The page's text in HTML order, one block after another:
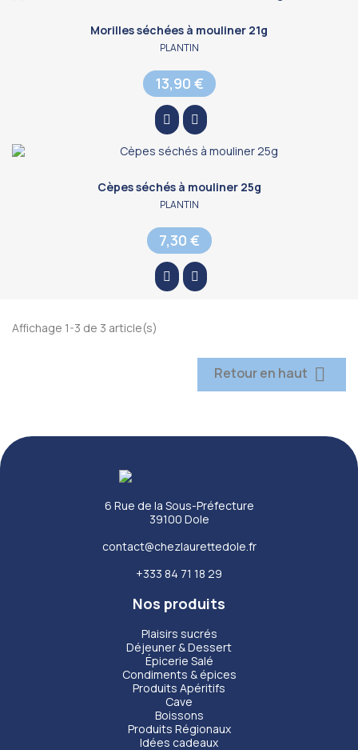
Morilles séchées à mouliner 21g
PLANTIN
13,90 €
Cèpes séchés à mouliner 25g
PLANTIN
7,30 €
Affichage 1-3 de 3 article(s)
Retour en haut 
6 Rue de la Sous-Préfecture
39100 Dole
contact@chezlaurettedole.fr
+333 84 71 18 29
Nos produits
Plaisirs sucrés
Déjeuner & Dessert
Épicerie Salé
Condiments & épices
Produits Apéritifs
Cave
Boissons
Produits Régionaux
Idées cadeaux